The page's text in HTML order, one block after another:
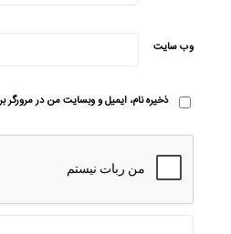
وب‌ سایت
ذخیره نام، ایمیل و وبسایت من در مرورگر